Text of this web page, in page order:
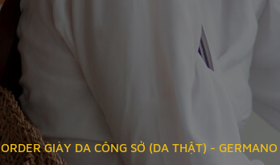
ORDER GIÀY DA CÔNG SỞ (DA THẬT) -